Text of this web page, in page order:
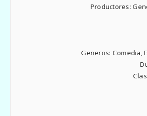
Productores:
Generos: Comedia,